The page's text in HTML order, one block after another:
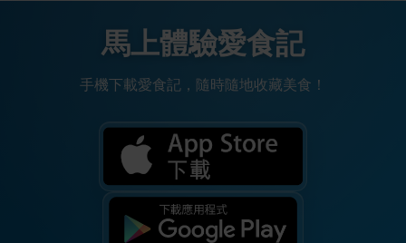
馬上體驗愛食記
手機下載愛食記，隨時隨地收藏美食！